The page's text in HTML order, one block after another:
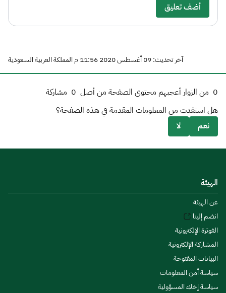
أضف تعليق
آخر تحديث: 09 أغسطس 2020 11:56 م المملكة العربية السعودية
0 من الزوار أعجبهم محتوى الصفحة من أصل 0 مشاركة
هل استفدت من المعلومات المقدمة في هذه الصفحة؟
نعم
لا
الهيئة
عن الهيئة
انضم إلينا
الفوترة الإلكترونية
المشاركة الإلكترونية
البيانات المفتوحة
سياسة أمن المعلومات
سياسة إخلاء المسؤولية